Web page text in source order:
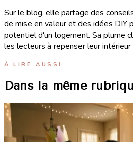
Sur le blog, elle partage des
de mise en valeur et des idées DIY
potentiel d'un logement. Sa plume
les lecteurs à repenser leur intérieur
À LIRE AUSSI
Dans la même